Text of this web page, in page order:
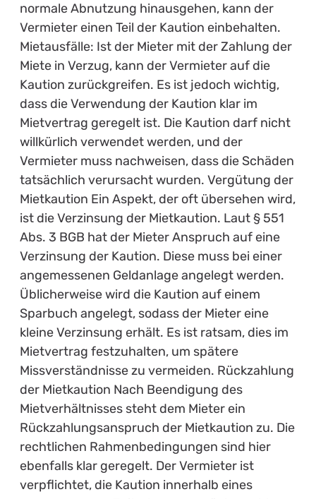
normale Abnutzung hinausgehen, kann der
Vermieter einen Teil der Kaution einbehalten.
Mietausfälle: Ist der Mieter mit der Zahlung der
Miete in Verzug, kann der Vermieter auf die
Kaution zurückgreifen. Es ist jedoch wichtig,
dass die Verwendung der Kaution klar im
Mietvertrag geregelt ist. Die Kaution darf nicht
willkürlich verwendet werden, und der
Vermieter muss nachweisen, dass die Schäden
tatsächlich verursacht wurden. Vergütung der
Mietkaution Ein Aspekt, der oft übersehen wird,
ist die Verzinsung der Mietkaution. Laut § 551
Abs. 3 BGB hat der Mieter Anspruch auf eine
Verzinsung der Kaution. Diese muss bei einer
angemessenen Geldanlage angelegt werden.
Üblicherweise wird die Kaution auf einem
Sparbuch angelegt, sodass der Mieter eine
kleine Verzinsung erhält. Es ist ratsam, dies im
Mietvertrag festzuhalten, um spätere
Missverständnisse zu vermeiden. Rückzahlung
der Mietkaution Nach Beendigung des
Mietverhältnisses steht dem Mieter ein
Rückzahlungsanspruch der Mietkaution zu. Die
rechtlichen Rahmenbedingungen sind hier
ebenfalls klar geregelt. Der Vermieter ist
verpflichtet, die Kaution innerhalb eines